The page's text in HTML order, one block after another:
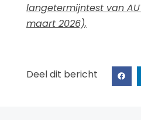
langetermijntest van
maart 2026),
Deel dit bericht